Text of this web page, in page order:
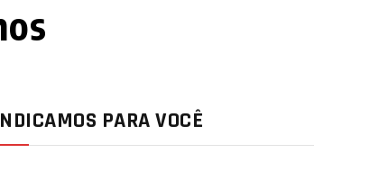
PARA VOCÊ